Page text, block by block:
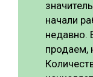
начали
недавно.
продаем,